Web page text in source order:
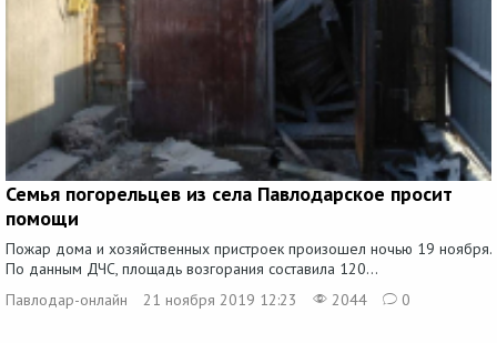
Семья погорельцев из села Павлодарское просит
помощи
Пожар дома и хозяйственных пристроек произошел ночью 19 ноября.
По данным ДЧС, площадь возгорания составила 120...
Павлодар-онлайн
21 ноября 2019 12:23 2044 0